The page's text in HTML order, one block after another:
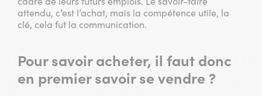
attendu, c’est l’achat, mais la compétence utile, la
clé, cela fut la communication.
Pour savoir acheter, il faut donc
en premier savoir se vendre ?